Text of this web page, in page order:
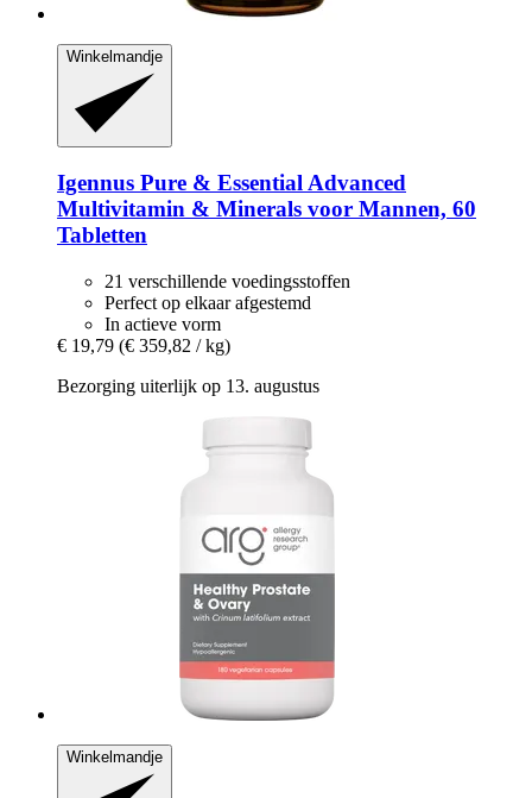
Winkelmandje
Igennus Pure & Essential Advanced
Multivitamin & Minerals voor Mannen, 60
Tabletten
21 verschillende voedingsstoffen
Perfect op elkaar afgestemd
In actieve vorm
€ 19,79 (€ 359,82 / kg)
Bezorging uiterlijk op 13. augustus
Winkelmandje